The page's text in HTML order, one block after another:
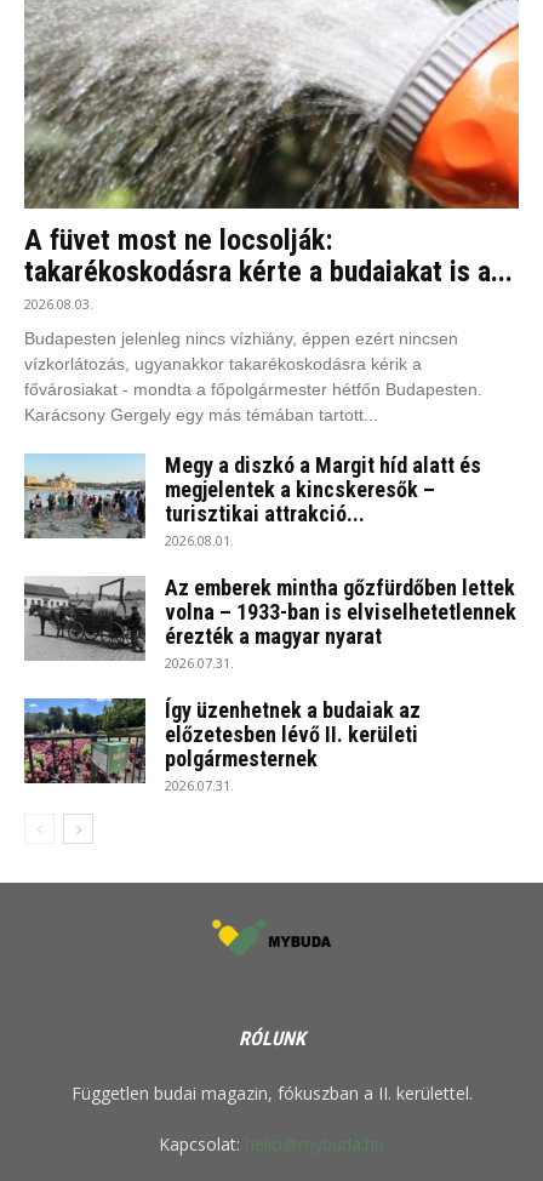
A füvet most ne locsolják:
takarékoskodásra kérte a budaiakat is a...
2026.08.03.
Budapesten jelenleg nincs vízhiány, éppen ezért nincsen
vízkorlátozás, ugyanakkor takarékoskodásra kérik a
fővárosiakat - mondta a főpolgármester hétfőn Budapesten.
Karácsony Gergely egy más témában tartott...
Megy a diszkó a Margit híd alatt és
megjelentek a kincskeresők –
turisztikai attrakció...
2026.08.01.
Az emberek mintha gőzfürdőben lettek
volna – 1933-ban is elviselhetetlennek
érezték a magyar nyarat
2026.07.31.
Így üzenhetnek a budaiak az
előzetesben lévő II. kerületi
polgármesternek
2026.07.31.
RÓLUNK
Független budai magazin, fókuszban a II. kerülettel.
Kapcsolat: hello@mybuda.hu